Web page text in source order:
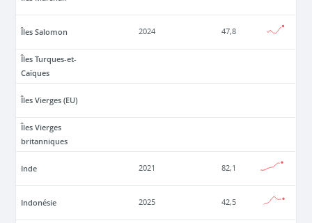
Îles Salomon 2024 47,8
Îles Turques-et-
Caïques
Îles Vierges (EU)
Îles Vierges
britanniques
Inde 2021 82,1
Indonésie 2025 42,5